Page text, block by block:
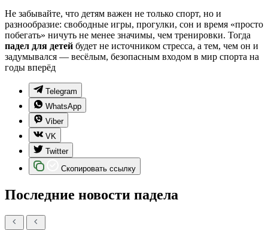
Не забывайте, что детям важен не только спорт, но и
разнообразие: свободные игры, прогулки, сон и время «просто
побегать» ничуть не менее значимы, чем тренировки. Тогда
падел для детей будет не источником стресса, а тем, чем он и
задумывался — весёлым, безопасным входом в мир спорта на
годы вперёд
Telegram
WhatsApp
Viber
VK
Twitter
Скопировать ссылку
Последние новости падела